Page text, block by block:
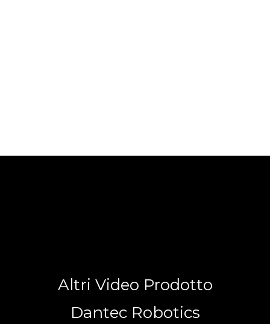
Altri Video Prodotto
Dantec Robotics